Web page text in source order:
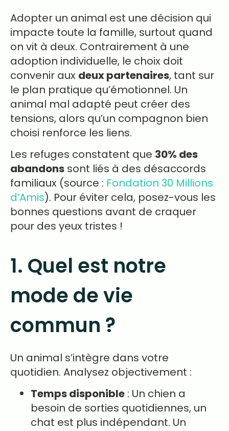
Adopter un animal est une décision qui
impacte toute la famille, surtout quand
on vit à deux. Contrairement à une
adoption individuelle, le choix doit
convenir aux deux partenaires, tant sur
le plan pratique qu’émotionnel. Un
animal mal adapté peut créer des
tensions, alors qu’un compagnon bien
choisi renforce les liens.
Les refuges constatent que 30% des
abandons sont liés à des désaccords
familiaux (source : Fondation 30 Millions
d’Amis). Pour éviter cela, posez-vous les
bonnes questions avant de craquer
pour des yeux tristes !
1. Quel est notre
mode de vie
commun ?
Un animal s’intègre dans votre
quotidien. Analysez objectivement :
Temps disponible : Un chien a
besoin de sorties quotidiennes, un
chat est plus indépendant. Un